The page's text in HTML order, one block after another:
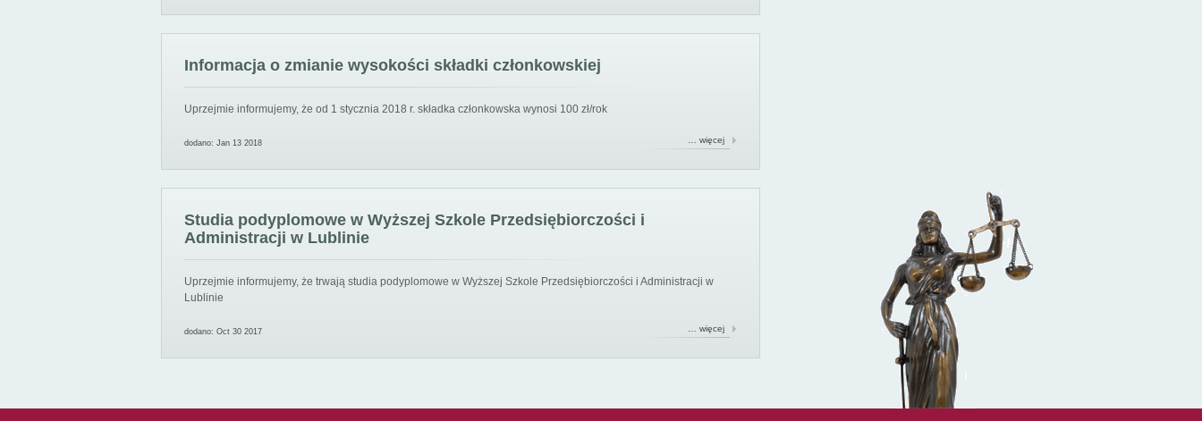
Informacja o zmianie wysokości składki członkowskiej
Uprzejmie informujemy, że od 1 stycznia 2018 r. składka członkowska wynosi 100 zł/rok
dodano: Jan 13 2018 … więcej
Studia podyplomowe w Wyższej Szkole Przedsiębiorczości i
Administracji w Lublinie
Uprzejmie informujemy, że trwają studia podyplomowe w Wyższej Szkole Przedsiębiorczości i Administracji w
Lublinie
dodano: Oct 30 2017 … więcej